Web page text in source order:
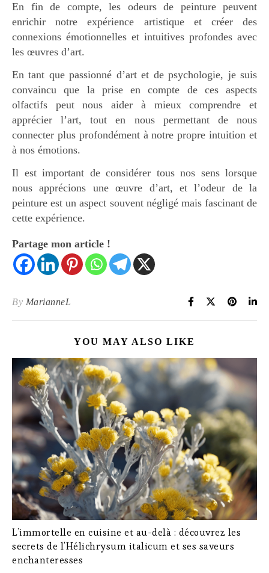
En fin de compte, les odeurs de peinture peuvent
enrichir notre expérience artistique et créer des
connexions émotionnelles et intuitives profondes avec
les œuvres d’art.
En tant que passionné d’art et de psychologie, je suis
convaincu que la prise en compte de ces aspects
olfactifs peut nous aider à mieux comprendre et
apprécier l’art, tout en nous permettant de nous
connecter plus profondément à notre propre intuition et
à nos émotions.
Il est important de considérer tous nos sens lorsque
nous apprécions une œuvre d’art, et l’odeur de la
peinture est un aspect souvent négligé mais fascinant de
cette expérience.
Partage mon article !
By MarianneL
YOU MAY ALSO LIKE
L’immortelle en cuisine et au-delà : découvrez les
secrets de l’Hélichrysum italicum et ses saveurs
enchanteresses